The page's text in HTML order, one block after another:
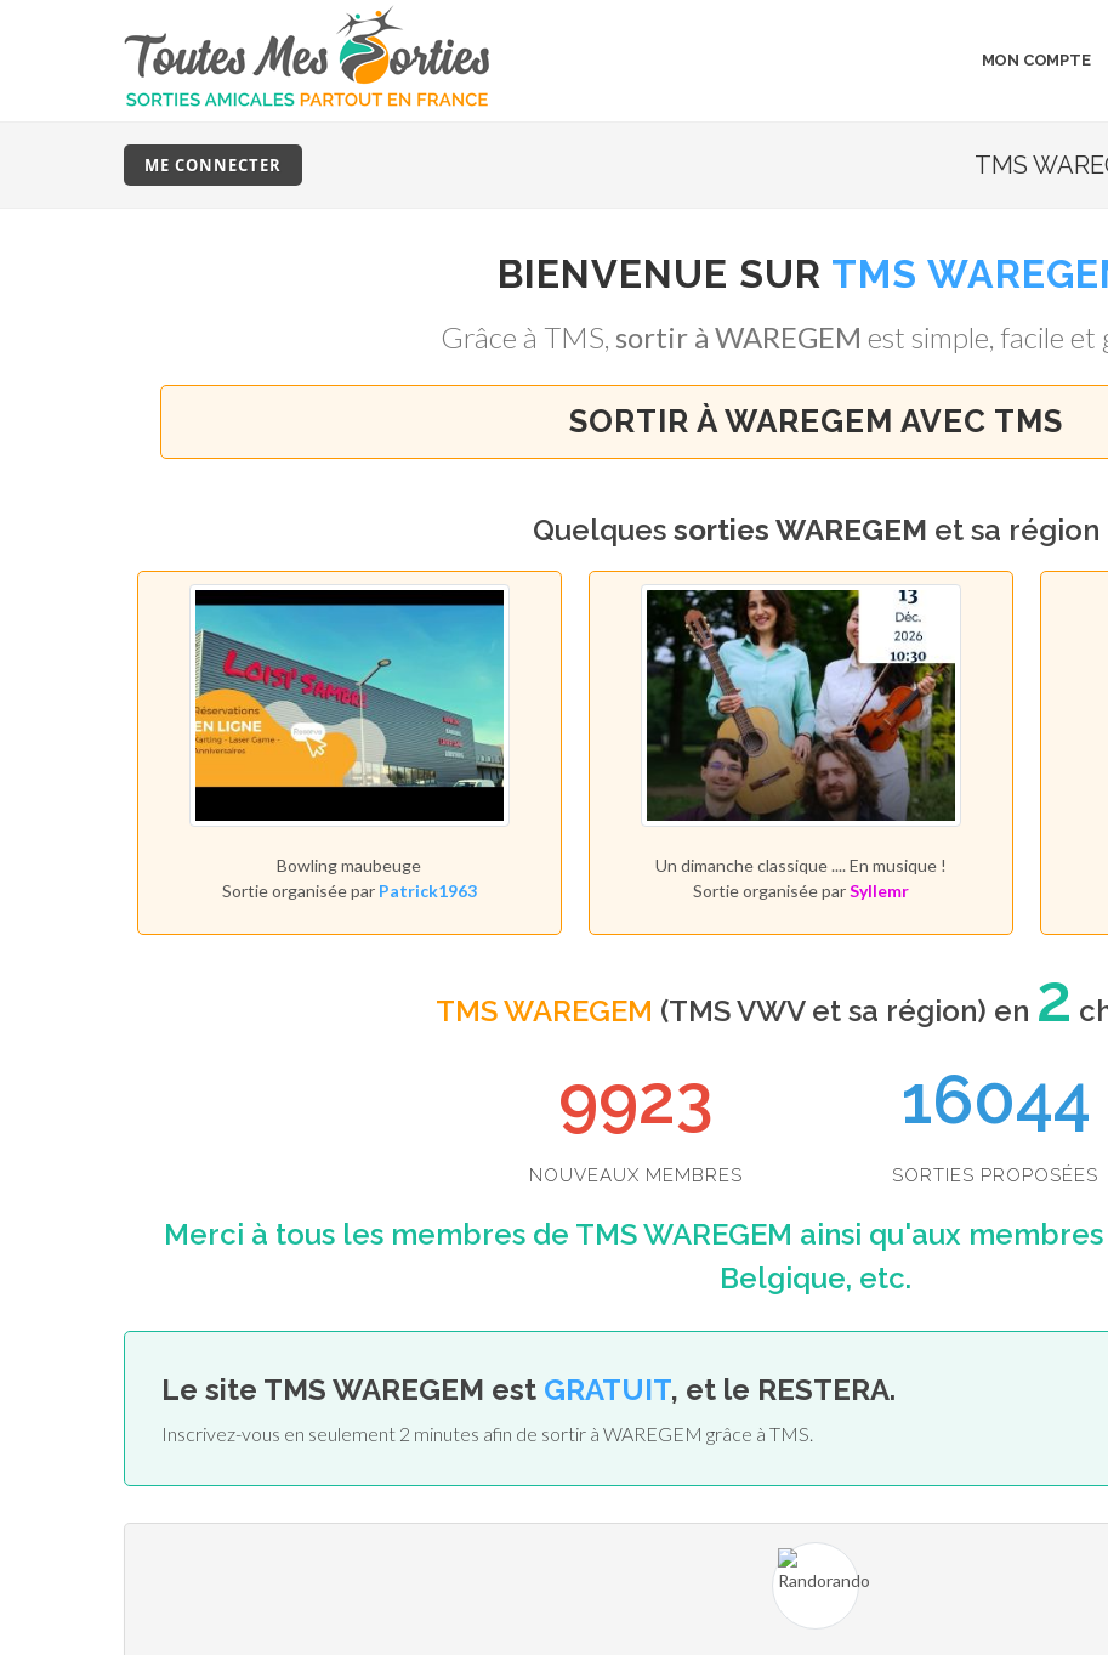
MON COMPTE
TMS
ME CONNECTER
BIENVENUE SUR TMS
Grâce à TMS, sortir à WAREGEM est simple, facile et
SORTIR À WAREGEM AVEC TMS
Quelques sorties WAREGEM et sa région
Bowling maubeuge
Sortie organisée par Patrick1963
Un dimanche classique .... En musique !
Sortie organisée parSyllemr
TMS WAREGEM (TMS VWV et sa région) en 2
9923
NOUVEAUX MEMBRES
16044
SORTIES PROPOSÉES
Merci à tous les membres de TMS WAREGEM ainsi qu'aux
Belgique, etc.
Le site TMS WAREGEM est GRATUIT, et le RESTERA.
Inscrivez-vous en seulement 2 minutes afin de sortir à WAREGEM grâce à TMS.